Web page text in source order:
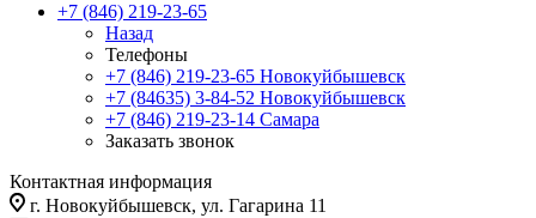
+7 (846) 219-23-65
Назад
Телефоны
+7 (846) 219-23-65 Новокуйбышевск
+7 (84635) 3-84-52 Новокуйбышевск
+7 (846) 219-23-14 Самара
Заказать звонок
Контактная информация
г. Новокуйбышевск, ул. Гагарина 11